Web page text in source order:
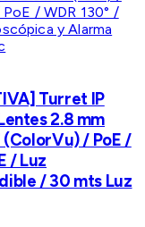
Turret IP
2.8 mm
/ PoE /
/ Luz
/ 30 mts Luz